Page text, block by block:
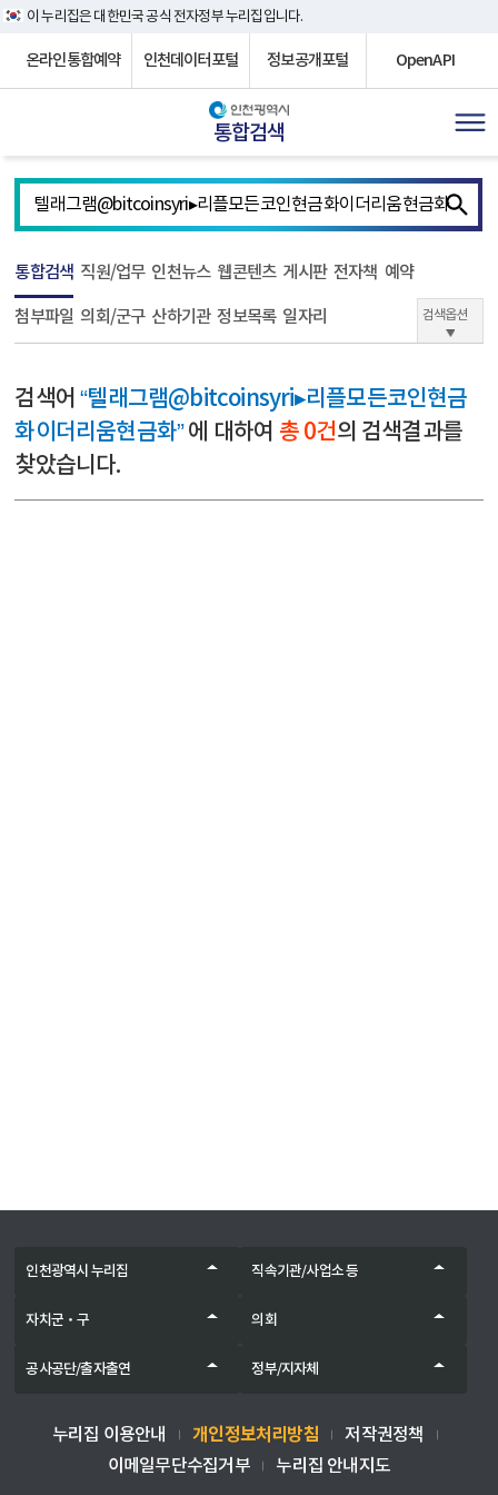
이 누리집은 대한민국 공식 전자정부 누리집입니다.
온라인통합예약 인천데이터포털 정보공개포털 OpenAPI
통합검색
통합검색 직원/업무 인천뉴스 웹콘텐츠 게시판 전자책 예약
첨부파일 의회/군구 산하기관 정보목록 일자리 검색옵션
검색어“텔래그램@bitcoinsyri▸리플모든코인현금
화이더리움현금화”에 대하여 총 0건의 검색결과를
찾았습니다.
인천광역시 누리집 직속기관/사업소 등
자치군‧구 의회
공사공단/출자출연 정부/지자체
누리집 이용안내 개인정보처리방침
저작권정책
이메일무단수집거부
누리집 안내지도